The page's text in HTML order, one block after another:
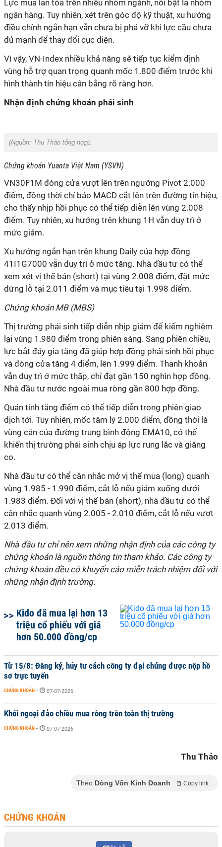
Lực mua lan tỏa trên nhiều nhóm ngành, nổi bật là nhóm
ngân hàng. Tuy nhiên, xét trên góc độ kỹ thuật, xu hướng
điều chỉnh ngắn hạn vẫn chưa bị phá vỡ khi lực cầu chưa
đủ mạnh để thay đổi cục diện.
Vì vậy, VN-Index nhiều khả năng sẽ tiếp tục kiểm định
vùng hỗ trợ quan trọng quanh mốc 1.800 điểm trước khi
hình thành tín hiệu cân bằng rõ ràng hơn.
Nhận định chứng khoán phái sinh
(Nguồn: Thu Thảo tổng hợp).
Chứng khoán Yuanta Việt Nam (YSVN)
VN30F1M đóng cửa vượt lên trên ngưỡng Pivot 2.000
điểm, đồng thời chỉ báo MACD cắt lên trên đường tín hiệu,
cho thấy nhịp hồi phục có thể tiếp diễn lên vùng 2.008
điểm. Tuy nhiên, xu hướng trên khung 1H vẫn duy trì ở
mức giảm.
Xu hướng ngắn hạn trên khung Daily của hợp đồng
41I1G7000 vẫn duy trì ở mức tăng. Nhà đầu tư có thể
xem xét vị thế bán (short) tại vùng 2.008 điểm, đặt mức
dừng lỗ tại 2.011 điểm và mục tiêu tại 1.998 điểm.
Chứng khoán MB (MBS)
Thị trường phái sinh tiếp diễn nhịp giảm để kiểm nghiệm
lại vùng 1.980 điểm trong phiên sáng. Sang phiên chiều,
lực bắt đáy gia tăng đã giúp hợp đồng phái sinh hồi phục
và đóng cửa tăng 4 điểm, lên 1.999 điểm. Thanh khoản
vẫn duy trì ở mức thấp, chỉ đạt gần 150 nghìn hợp đồng.
Nhà đầu tư nước ngoài mua ròng gần 800 hợp đồng.
Quán tính tăng điểm có thể tiếp diễn trong phiên giao
dịch tới. Tuy nhiên, mốc tâm lý 2.000 điểm, đồng thời là
vùng cản của đường trung bình động EMA10, có thể
khiến thị trường phái sinh chịu áp lực rung lắc và giằng
co.
Nhà đầu tư có thể cân nhắc mở vị thế mua (long) quanh
vùng 1.985 - 1.990 điểm, cắt lỗ nếu giảm xuống dưới
1.983 điểm. Đối với vị thế bán (short), nhà đầu tư có thể
cân nhắc quanh vùng 2.005 - 2.010 điểm, cắt lỗ nếu vượt
2.013 điểm.
Nhà đầu tư chỉ nên xem những nhận định của các công ty
chứng khoán là nguồn thông tin tham khảo. Các công ty
chứng khoán đều có khuyến cáo miễn trách nhiệm đối với
những nhận định trường.
Kido đã mua lại hơn 13
triệu cổ phiếu với giá
hơn 50.000 đồng/cp
Từ 15/8: Đăng ký, hủy tư cách công ty đại chúng được nộp hồ
sơ trực tuyến
CHỨNG KHOÁN - 07-07-2026
Khối ngoại đảo chiều mua ròng trên toàn thị trường
CHỨNG KHOÁN - 07-07-2026
Thu Thảo
Theo Dòng Vốn Kinh Doanh Copy link
CHỨNG KHOÁN